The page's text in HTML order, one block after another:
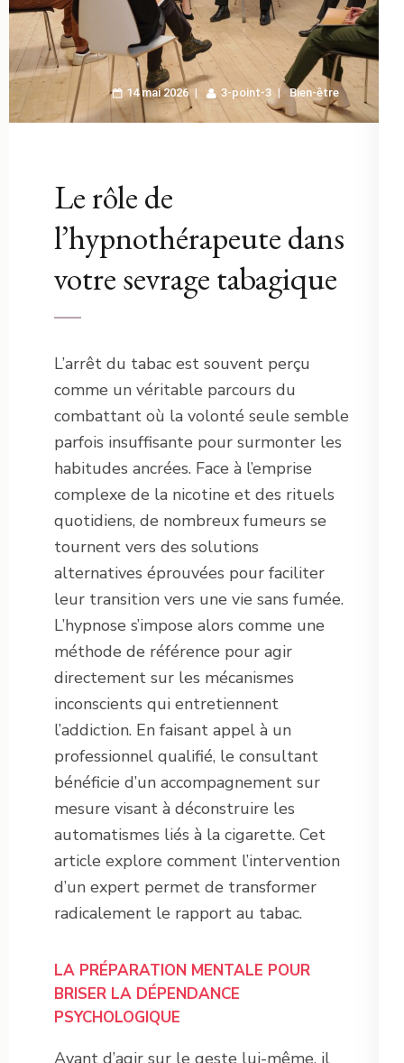
14 mai 2026 3-point-3 Bien-être
Le rôle de
l’hypnothérapeute dans
votre sevrage tabagique
L’arrêt du tabac est souvent perçu
comme un véritable parcours du
combattant où la volonté seule semble
parfois insuffisante pour surmonter les
habitudes ancrées. Face à l’emprise
complexe de la nicotine et des rituels
quotidiens, de nombreux fumeurs se
tournent vers des solutions
alternatives éprouvées pour faciliter
leur transition vers une vie sans fumée.
L’hypnose s’impose alors comme une
méthode de référence pour agir
directement sur les mécanismes
inconscients qui entretiennent
l’addiction. En faisant appel à un
professionnel qualifié, le consultant
bénéficie d’un accompagnement sur
mesure visant à déconstruire les
automatismes liés à la cigarette. Cet
article explore comment l’intervention
d’un expert permet de transformer
radicalement le rapport au tabac.
LA PRÉPARATION MENTALE POUR
BRISER LA DÉPENDANCE
PSYCHOLOGIQUE